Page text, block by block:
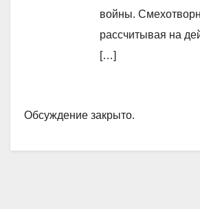
войны.
рассчитывая на
[…]
Обсуждение закрыто.